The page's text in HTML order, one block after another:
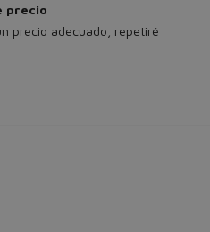
precio
precio adecuado, repetiré